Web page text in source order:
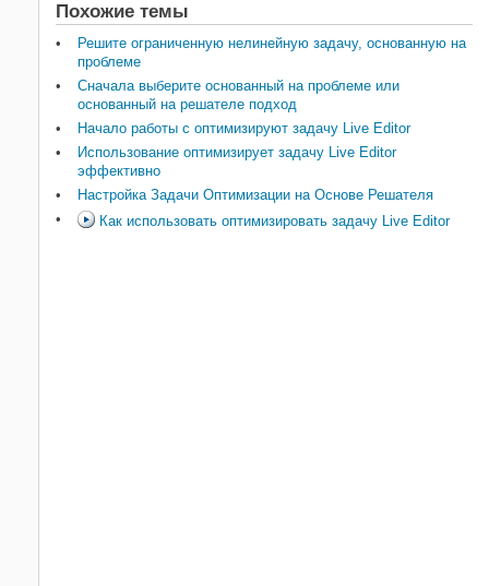
Похожие темы
Решите ограниченную нелинейную задачу, основанную на
проблеме
Сначала выберите основанный на проблеме или
основанный на решателе подход
Начало работы с оптимизируют задачу Live Editor
Использование оптимизирует задачу Live Editor
эффективно
Настройка Задачи Оптимизации на Основе Решателя
Как использовать оптимизировать задачу Live Editor